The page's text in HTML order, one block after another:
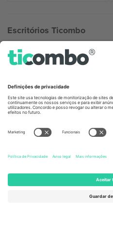
Escritórios Ticombo
Germany
Unter den Linden 24, 10117
United States
Newark, Delaware 19713, United
Bulgaria
Regus Sofia City West, bul
Totleben 53-55, 1606 Sofia,